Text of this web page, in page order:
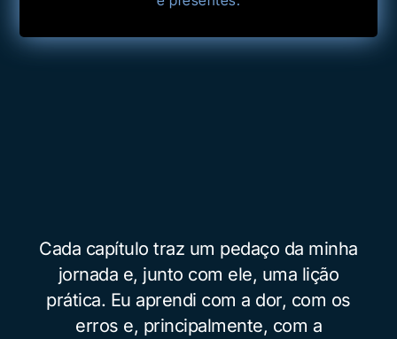
Cada capítulo traz um pedaço da minha
jornada e, junto com ele, uma lição
prática. Eu aprendi com a dor, com os
erros e, principalmente, com a